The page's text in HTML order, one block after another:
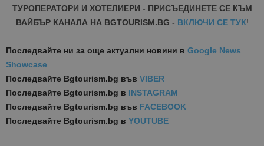
ТУРОПЕРАТОРИ И ХОТЕЛИЕРИ - ПРИСЪЕДИНЕТЕ СЕ КЪМ
ВАЙБЪР КАНАЛА НА BGTOURISM.BG - ВКЛЮЧИ СЕ ТУК!
Последвайте ни за още актуални новини в Google News
Showcase
Последвайте Bgtourism.bg във VIBER
Последвайте Bgtourism.bg в INSTAGRAM
Последвайте Bgtourism.bg във FACEBOOK
Последвайте Bgtourism.bg в YOUTUBE